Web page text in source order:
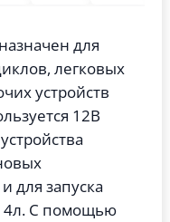
для
легковых
устройств
12В
для запуска
4л. С помощью